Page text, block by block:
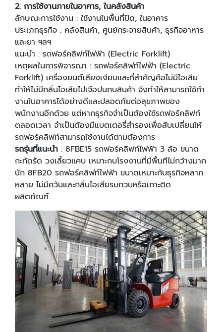
2. การใช้งานภายในอาคาร, ในคลังสินค้า
ลักษณะการใช้งาน : ใช้งานในพื้นที่ปิด, ในอาคาร
ประเภทธุรกิจ : คลังสินค้า, ศูนย์กระจายสินค้า, ธุรกิจอาหาร
และยา ฯลฯ
แนะนํา : รถฟอร์คลิฟท์ไฟฟ้า (Electric Forklift)
เหตุผลในการพิจารณา : รถฟอร์คลิฟท์ไฟฟ้า (Electric
Forklift) เครื่องยนต์เสียงเงียบและที่สําคัญคือไม่มีไอเสีย
ทําให้ไม่มีกลิ่นไอเสียไปเจือปนกบสินค้า จึงทําให้สามารถใช้ทํา
งานในอาคารได้อย่างดีและปลอดภัยต่อสุขภาพของ
พนักงานอีกด้วย แต่หากธุรกิจจําเป็นต้องใช้รถฟอร์คลิฟท์
ตลอดเวลา จําเป็นต้องมีแบตเตอรี่สํารองเพื่อสับเปลี่ยนให้
รถฟอร์คลิฟท์สามารถใช้งานได้ตามต้องการ
รถรุ่นที่แนะนํา : 8FBE15 รถฟอร์คลิฟท์ไฟฟ้า 3 ล้อ ขนาด
กะทัดรัด วงเลี้ยวแคบ เหมาะกบโรงงานที่มีพื้นทีไม่กว้างมาก
นัก 8FB20 รถฟอร์คลิฟท์ไฟฟ้า ขนาดเหมาะกับธุรกิจหลาก
หลาย ไม่มีควันและกลิ่นไอเสียรบกวนหรือเกาะติด
ผลิตภัณฑ์